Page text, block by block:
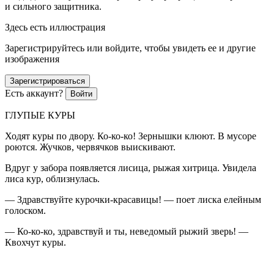
и сильного защитника.
Здесь есть иллюстрация
Зарегистрируйтесь или войдите, чтобы увидеть ее и другие
изображения
Зарегистрироваться
Есть аккаунт? Войти
ГЛУПЫЕ КУРЫ
Ходят куры по двору. Ко-ко-ко! Зернышки клюют. В мусоре
роются. Жучков, червячков выискивают.
Вдруг у забора появляется лисица, рыжая хитрица. Увидела
лиса кур, облизнулась.
— Здравствуйте курочки-красавицы! — поет лиска елейным
голоском.
— Ко-ко-ко, здравствуй и ты, неведомый рыжий зверь! —
Квохчут куры.